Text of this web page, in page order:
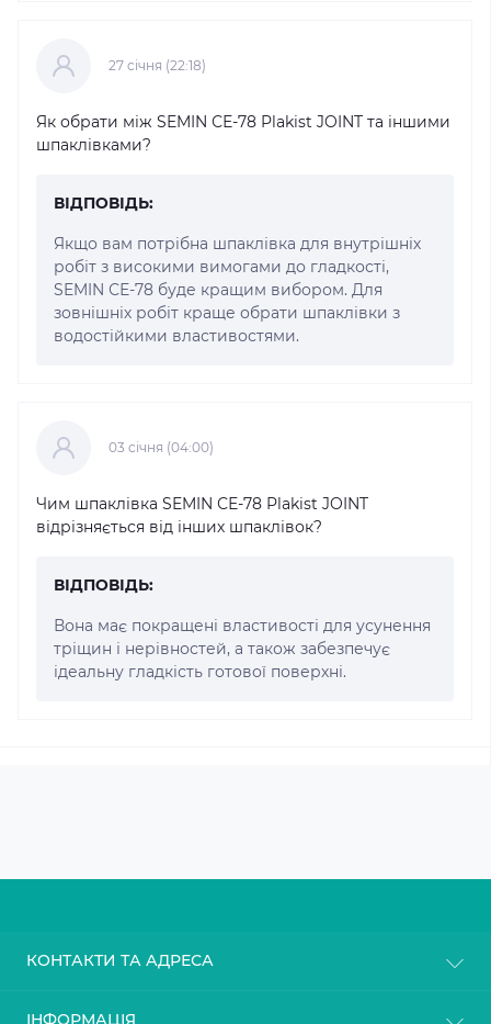
27 cічня (22:18)
Як обрати між SEMIN СЕ-78 Plakist JOINT та іншими
шпаклівками?
ВІДПОВІДЬ:
Якщо вам потрібна шпаклівка для внутрішніх
робіт з високими вимогами до гладкості,
SEMIN СЕ-78 буде кращим вибором. Для
зовнішніх робіт краще обрати шпаклівки з
водостійкими властивостями.
03 cічня (04:00)
Чим шпаклівка SEMIN СЕ-78 Plakist JOINT
відрізняється від інших шпаклівок?
ВІДПОВІДЬ:
Вона має покращені властивості для усунення
тріщин і нерівностей, а також забезпечує
ідеальну гладкість готової поверхні.
КОНТАКТИ ТА АДРЕСА
ІНФОРМАЦІЯ